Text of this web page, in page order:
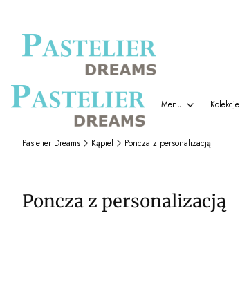
Menu Kolekcje
Pastelier Dreams Kąpiel Poncza z personalizacją
Poncza z personalizacją